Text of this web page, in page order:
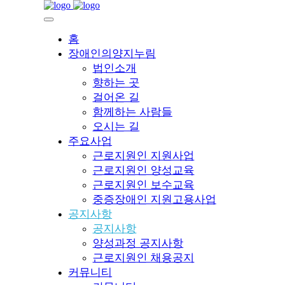
홈
장애인의양지누림
법인소개
향하는 곳
걸어온 길
함께하는 사람들
오시는 길
주요사업
근로지원인 지원사업
근로지원인 양성교육
근로지원인 보수교육
중증장애인 지원고용사업
공지사항
공지사항
양성과정 공지사항
근로지원인 채용공지
커뮤니티